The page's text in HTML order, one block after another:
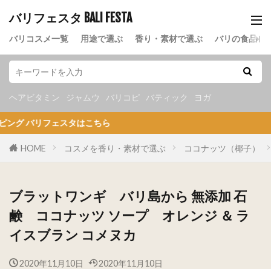
バリフェスタ BALI FESTA
バリコスメ一覧 用途で選ぶ 香り・素材で選ぶ バリの食品
ヘアビタミン ジャムウ バリコピ バティック ヨガ
スタはこちら
HOME コスメを香り・素材で選ぶ ココナッツ（椰子）
ブラットワンギ バリ島から 無添加 石
鹸 ココナッツ ソープ オレンジ ＆ ラ
イスブラン コメヌカ
2020年11月10日
2020年11月10日